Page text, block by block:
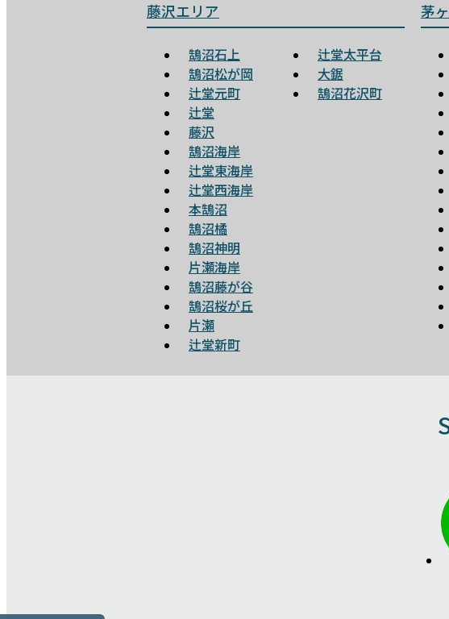
藤沢エリア
鵠沼石上
鵠沼松が岡
辻堂元町
辻堂
藤沢
鵠沼海岸
辻堂東海岸
辻堂西海岸
本鵠沼
鵠沼橘
鵠沼神明
片瀬海岸
鵠沼藤が谷
鵠沼桜が丘
片瀬
辻堂新町
辻堂太平台
大鋸
鵠沼花沢町
茅